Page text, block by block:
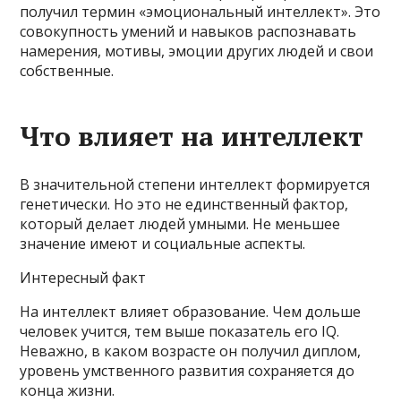
получил термин «эмоциональный интеллект». Это
совокупность умений и навыков распознавать
намерения, мотивы, эмоции других людей и свои
собственные.
Что влияет на интеллект
В значительной степени интеллект формируется
генетически. Но это не единственный фактор,
который делает людей умными. Не меньшее
значение имеют и социальные аспекты.
Интересный факт
На интеллект влияет образование. Чем дольше
человек учится, тем выше показатель его IQ.
Неважно, в каком возрасте он получил диплом,
уровень умственного развития сохраняется до
конца жизни.